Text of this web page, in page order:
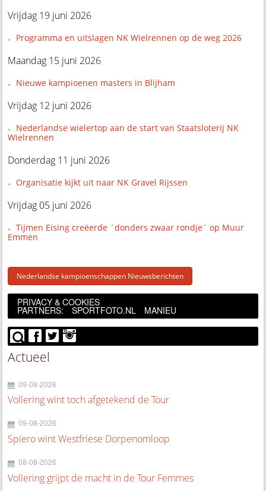
Vrijdag 19 juni 2026
Programma en uitslagen NK Wielrennen op de weg 2026
Maandag 15 juni 2026
Nieuwe kampioenen masters in Blijham
Vrijdag 12 juni 2026
Nederlandse wielertop aan de start van Staatsloterij NK
Wielrennen
Donderdag 11 juni 2026
Organisatie kijkt uit naar NK Gravel Rijssen
Vrijdag 05 juni 2026
Tijmen Eising creëerde ´donders zwaar rondje´ op Muur
Emmen
Nederlandse kampioenschappen Nieuwsberichten
PRIVACY & COOKIES
PARTNERS: SPORTFOTO.NL MANIEU
Actueel
09-08-2026
Vollering wint toch afgetekend de Tour
09-08-2026
Spiero wint Westfriese Dorpenomloop
08-08-2026
Vollering grijpt de macht in de Tour Femmes